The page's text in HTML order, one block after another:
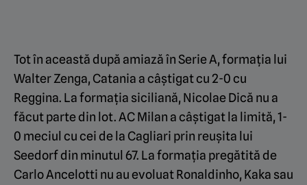
Tot în această după amiază în Serie A, formația lui
Walter Zenga, Catania a câștigat cu 2-0 cu
Reggina. La formația siciliană, Nicolae Dică nu a
făcut parte din lot. AC Milan a câștigat la limită, 1-
0 meciul cu cei de la Cagliari prin reușita lui
Seedorf din minutul 67. La formația pregătită de
Carlo Ancelotti nu au evoluat Ronaldinho, Kaka sau